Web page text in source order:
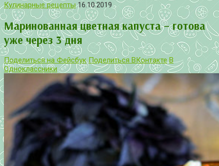
Кулинарные рецепты 16.10.2019
Маринованная цветная капуста – готова
уже через 3 дня
Поделиться на Фейсбук Поделиться ВКонтакте В
Одноклассники